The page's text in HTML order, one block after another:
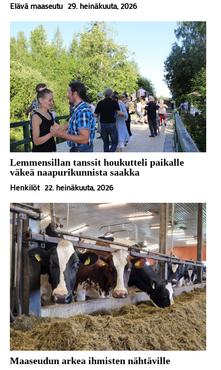
Elävä maaseutu 29. heinäkuuta, 2026
Lemmensillan tanssit houkutteli paikalle
väkeä naapurikunnista saakka
Henkilöt 22. heinäkuuta, 2026
Maaseudun arkea ihmisten nähtäville